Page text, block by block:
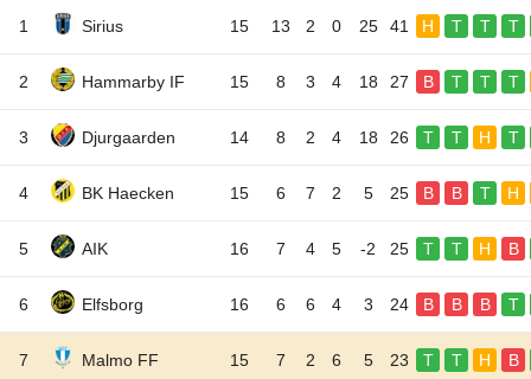
1 Sirius 15 13 2 0 25 41 H T T T
2 Hammarby IF 15 8 3 4 18 27 B T T T
3 Djurgaarden 14 8 2 4 18 26 T T H T
4 BK Haecken 15 6 7 2 5 25 B B T H
5 AIK 16 7 4 5 -2 25 T T H B
6 Elfsborg 16 6 6 4 3 24 B B B T
7 Malmo FF 15 7 2 6 5 23 T T H B